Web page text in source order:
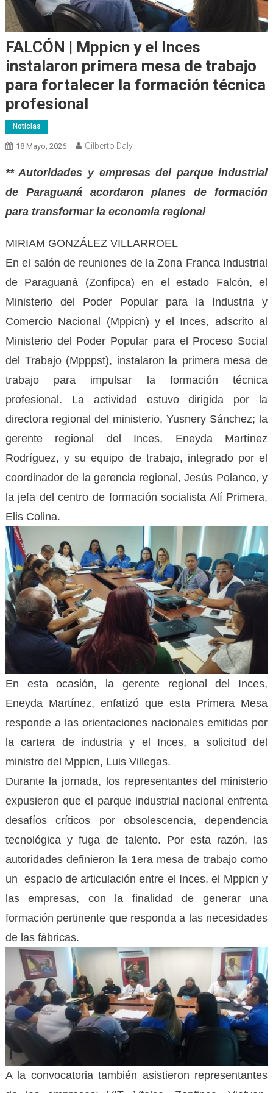
FALCÓN | Mppicn y el Inces
instalaron primera mesa de trabajo
para fortalecer la formación técnica
profesional
Noticias
18 Mayo, 2026 Gilberto Daly
** Autoridades y empresas del parque industrial
de Paraguaná acordaron planes de formación
para transformar la economía regional
MIRIAM GONZÁLEZ VILLARROEL
En el salón de reuniones de la Zona Franca Industrial
de Paraguaná (Zonfipca) en el estado Falcón, el
Ministerio del Poder Popular para la Industria y
Comercio Nacional (Mppicn) y el Inces, adscrito al
Ministerio del Poder Popular para el Proceso Social
del Trabajo (Mpppst), instalaron la primera mesa de
trabajo para impulsar la formación técnica
profesional. La actividad estuvo dirigida por la
directora regional del ministerio, Yusnery Sánchez; la
gerente regional del Inces, Eneyda Martínez
Rodríguez, y su equipo de trabajo, integrado por el
coordinador de la gerencia regional, Jesús Polanco, y
la jefa del centro de formación socialista Alí Primera,
Elis Colina.
En esta ocasión, la gerente regional del Inces,
Eneyda Martínez, enfatizó que esta Primera Mesa
responde a las orientaciones nacionales emitidas por
la cartera de industria y el Inces, a solicitud del
ministro del Mppicn, Luis Villegas.
Durante la jornada, los representantes del ministerio
expusieron que el parque industrial nacional enfrenta
desafíos críticos por obsolescencia, dependencia
tecnológica y fuga de talento. Por esta razón, las
autoridades definieron la 1era mesa de trabajo como
un espacio de articulación entre el Inces, el Mppicn y
las empresas, con la finalidad de generar una
formación pertinente que responda a las necesidades
de las fábricas.
A la convocatoria también asistieron representantes